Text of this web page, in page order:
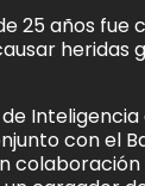
25 años fue
heridas
Inteligencia
con el